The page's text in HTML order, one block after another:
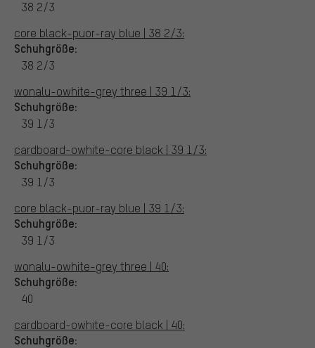
38 2/3
core black-puor-ray blue | 38 2/3:
Schuhgröße:
38 2/3
wonalu-owhite-grey three | 39 1/3:
Schuhgröße:
39 1/3
cardboard-owhite-core black | 39 1/3:
Schuhgröße:
39 1/3
core black-puor-ray blue | 39 1/3:
Schuhgröße:
39 1/3
wonalu-owhite-grey three | 40:
Schuhgröße:
40
cardboard-owhite-core black | 40:
Schuhgröße: